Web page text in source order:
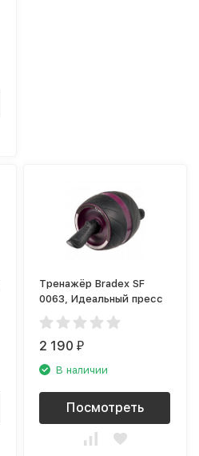
Тренажёр Bradex SF
0063, Идеальный пресс
2 190₽
В наличии
Посмотреть